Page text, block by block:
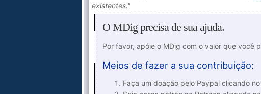
existentes."
O MDig precisa de sua ajuda.
Por favor, apóie o MDig com o valor que você
Meios de fazer a sua contribuição:
Faça um doação pelo Paypal clicando